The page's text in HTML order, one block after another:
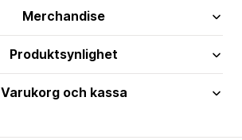
Merchandise
Produktsynlighet
Varukorg och kassa